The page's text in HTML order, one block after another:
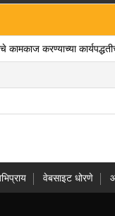
कामकाज करण्याच्या
वेबसाइट धोरणे